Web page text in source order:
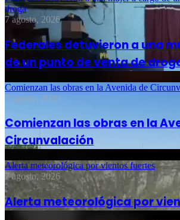
droga
7 agosto, 2026
Federales detuvieron a una
de un punto de venta de
Comienzan las obras en la Avenida de
7 agosto, 2026
Comienzan las obras en la
Circunvalación
Alerta meteorológica por vientos fuertes
7 agosto, 2026
Alerta meteorológica por